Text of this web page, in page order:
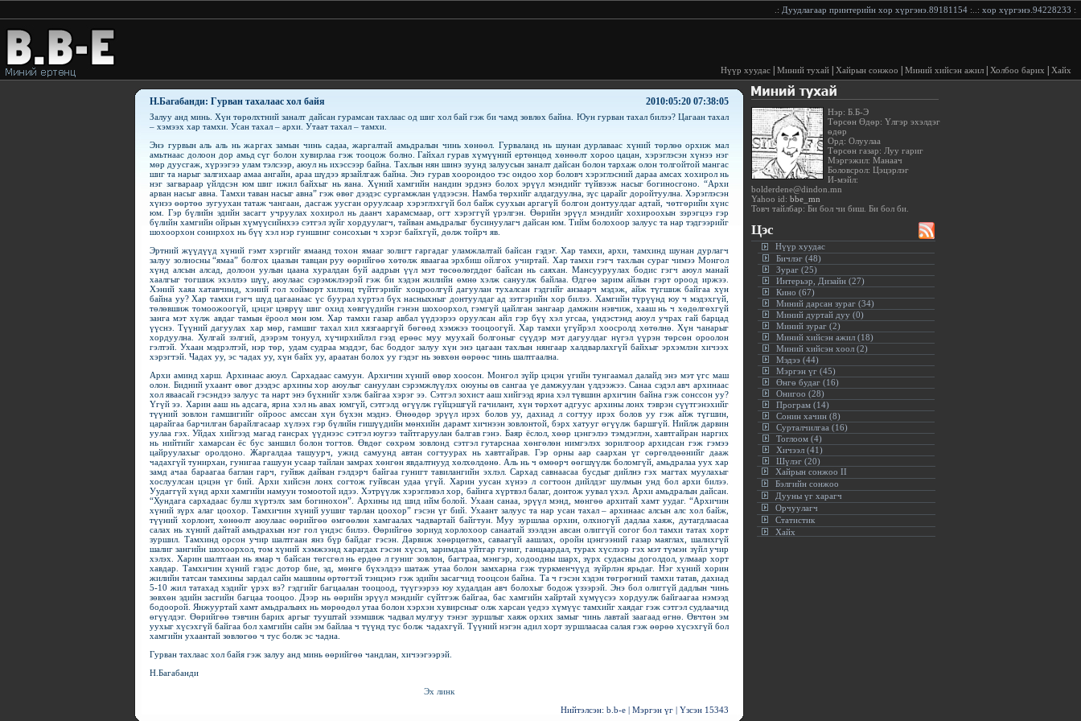
Дуудлагаар принтерийн хор хүргэнэ.89181154 :..:хор хүргэнэ.94228233:..:
Нүүр хуудас Миний тухай Хайрын сонжоо Миний хийсэн ажил Холбоо барих Хайх
Н.Багабанди: Гурван тахалаас хол байя 2010:05:20 07:38:05
Залуу анд минь. Хүн төрөлхтний заналт дайсан гурамсан тахлаас од шиг хол бай гэж би чамд зөвлөх байна. Юун гурван тахал билээ? Цагаан тахал
– хэмээх хар тамхи. Усан тахал – архи. Утаат тахал – тамхи.
Энэ гурвын аль аль нь жаргах замын чинь садаа, жаргалтай амьдралын чинь хөнөөл. Гурваланд нь шунан дурлаваас хүний төрлөө орхиж мал
амьтнаас долоон дор амьд сүг болон хувирлаа гэж тооцож болно. Гайхал гурав хүмүүний ертөнцөд хөнөөлт хороо цацан, хэрэглэсэн хүнээ нэг
мөр дуусгаж, хүрээгээ улам тэлсээр, аюул нь ихэссээр байна. Тахлын нян шинэ зуунд залуусын заналт дайсан болон тархаж олон толгойтой мангас
шиг та нарыг залгихаар амаа ангайн, араа шүдээ ярзайлгаж байна. Энэ гурав хоорондоо тэс ондоо хор боловч хэрэглэсний дараа амсах хохирол нь
нэг загвараар үйлдсэн юм шиг ижил байхыг нь яана. Хүний хамгийн нандин эрдэнэ болох эрүүл мэндийг түйвээж насыг богиносгоно. “Архи
арван насыг авна. Тамхи таван насыг авна” гэж өвөг дээдэс сургамжлан үлдээсэн. Намба төрхийг алдагдуулна, зүс царайг доройтуулна. Хэрэглэсэн
хүнээ өөртөө зугуухан татаж чангаан, дасгаж уусган оруулсаар хэрэглэхгүй бол байж суухын аргагүй болгон донтуулдаг адтай, чөтгөрийн хүнс
юм. Гэр бүлийн эдийн засагт учруулах хохирол нь даанч харамсмаар, огт хэрэггүй үрэлгэн. Өөрийн эрүүл мэндийг хохироохын зэрэгцээ гэр
бүлийн хамгийн ойрын хүмүүсийнхээ сэтгэл зүйг хордуулагч, тайван амьдралыг бусинуулагч дайсан юм. Тийм болохоор залуус та нар тэдгээрийг
шохоорхон сонирхох нь бүү хэл нэр гуншинг сонсохын ч хэрэг байхгүй, дөлж тойрч яв.
Эртний жүүдүүд хүний гэмт хэргийг ямаанд тохон ямааг золигт гаргадаг уламжлалтай байсан гэдэг. Хар тамхи, архи, тамхинд шунан дурлагч
залуу золиосны “ямаа” болгох цаазын тавцан руу өөрийгөө хөтөлж яваагаа эрхбиш ойлгох учиртай. Хар тамхи гэгч тахлын сураг чимээ Монгол
хүнд алсын алсад, долоон уулын цаана хуралдан буй аадрын үүл мэт төсөөлөгддөг байсан нь саяхан. Мансууруулах бодис гэгч аюул манай
хаалгыг тогшиж эхэллээ шүү, аюулаас сэрэмжлээрэй гэж би хэдэн жилийн өмнө хэлж сануулж байлаа. Өдгөө зарим айлын гэрт ороод иржээ.
Хэний хаяа хатавчинд, хэний гол хойморт хилэнц түйтгэрийг хоцроолгүй дагуулан тухалсан гэдгийг анзаарч мэдэж, айж түгшиж байгаа хүн
байна уу? Хар тамхи гэгч шүд цагаанаас үс буурал хүртэл бүх насныхныг донтуулдаг ад зэтгэрийн хор билээ. Хамгийн түрүүнд юу ч мэдэхгүй,
төлөвшиж томоожоогүй, цэцэг цэврүү шиг охид хөвгүүдийн гэнэн шохоорхол, гэмгүй цайлган зангаар дамжин нэвчиж, хааш нь ч хөдөлгөхгүй
занга мэт хүлж авдаг тамын ёроол мөн юм. Хар тамхи газар авбал үүдээрээ оруулсан айл гэр бүү хэл угсаа, үндэстэнд аюул учрах гай барцад
үүснэ. Түүний дагуулах хар мөр, гамшиг тахал хил хязгааргүй бөгөөд хэмжээ тооцоогүй. Хар тамхи үгүйрэл хоосролд хөтөлнө. Хүн чанарыг
хордуулна. Хулгай зэлгий, дээрэм тонуул, хүчирхийлэл гээд ерөөс муу муухай болгоныг сүүдэр мэт дагуулдаг нүгэл үүрэн төрсөн ороолон
гэлтэй. Ухаан мэдрэлтэй, нэр төр, удам судраа мэддэг, бас боддог залуу хүн энэ цагаан тахлын нянгаар халдварлахгүй байхыг эрхэмлэн хичээх
хэрэгтэй. Чадах уу, эс чадах уу, хүн байх уу, араатан болох уу гэдэг нь зөвхөн өөрөөс чинь шалтгаална.
Архи аминд харш. Архинаас аюул. Сархадаас самуун. Архичин хүний өвөр хоосон. Монгол зүйр цэцэн үгийн тунгаамал далайд энэ мэт үгс маш
олон. Бидний ухаант өвөг дээдэс архины хор аюулыг сануулан сэрэмжлүүлэх оюуны өв сангаа үе дамжуулан үлдээжээ. Санаа сэдэл авч архинаас
хол яваасай гэсэндээ залуус та нарт энэ бүхнийг хэлж байгаа хэрэг ээ. Сэтгэл зохист ааш хийгээд яриа хэл түвшин архичин байна гэж сонссон уу?
Үгүй ээ. Харин ааш нь адсага, яриа хэл нь авах юмгүй, сэтгэлд өгүүлж гүйцэшгүй гачилант, хүн төрхөт адгуус архины лонх тэврэн сүүтгэнэхийг
түүний зовлон гамшигийг ойроос амссан хүн бүхэн мэднэ. Өнөөдөр эрүүл ирэх болов уу, дахиад л согтуу ирэх болов уу гэж айж түгшин,
царайгаа барчилган барайлгасаар хүлээх гэр бүлийн гишүүдийн мөнхийн дарамт хичнээн зовлонтой, бэрх хатууг өгүүлж баршгүй. Нийлж дарвин
уулаа гэх. Уйдах хийгээд магад гансрах үүднээс сэтгэл юугээ тайтгаруулан балгав гэнэ. Баяр ёслол, хөөр цэнгэлээ тэмдэглэн, хавтгайран наргих
нь нийтийг хамарсан ёс бус заншил болон тогтов. Өвдөг сөхрөм зовлонд сэтгэл гутарснаа хөнгөлөн нимгэлэх зорилгоор архидсан гэж гэмээ
цайруулахыг оролдоно. Жаргалдаа ташуурч, ужид самуунд автан согтуурах нь хавтгайрав. Гэр орны аар саархан үг сөргөлдөөнийг дааж
чадахгүй тунирхан, гунигаа гашуун усаар тайлан замрах хөнгөн явдалтнууд хөлхөлдөнө. Аль нь ч өмөөрч өөгшүүлж боломгүй, амьдралаа уух хар
замд ачаа бараагаа баглан гарч, гуйвж дайван гэлдэрч байгаа гунигт тавилангийн эхлэл. Сархад савнаасаа бусдыг дийлнэ гэх магтах муулахыг
хослуулсан цэцэн үг бий. Архи хийсэн лонх согтож гуйвсан удаа үгүй. Харин уусан хүнээ л согтоон дийлдэг шулмын унд бол архи билээ.
Уудаггүй хүнд архи хамгийн намуун томоотой идээ. Хэтрүүлж хэрэглэвэл хор, байнга хүртвэл балаг, донтож уувал үхэл. Архи амьдралын дайсан.
“Хундага сархадаас булш хүртэлх зам богинохон”. Архины ид шид ийм болой. Ухаан санаа, эрүүл мэнд, мөнгөө архитай хамт уудаг. “Архичин
хүний зүрх алаг цоохор. Тамхичин хүний уушиг тарлан цоохор” гэсэн үг бий. Ухаант залуус та нар усан тахал – архинаас алсын алс хол байж,
түүний хорлонт, хөнөөлт аюулаас өөрийгөө өмгөөлөн хамгаалах чадвартай байгтун. Муу зуршлаа орхин, олхиогүй дадлаа хаяж, дутагдлаасаа
салах нь хүний дайтай амьдрахын нэг гол үндэс билээ. Өөрийгөө зориуд хорлохоор санаатай зээлдэн авсан олиггүй согог бол тамхи татах хорт
зуршил. Тамхинд орсон учир шалтгаан янз бүр байдаг гэсэн. Дарвиж хөөрцөглөх, саваагүй аашлах, оройн цэнгээний газар маяглах, шалихгүй
шалиг зангийн шохоорхол, том хүний хэмжээнд харагдах гэсэн хүсэл, заримдаа уйтгар гуниг, ганцаардал, турах хүслээр гэх мэт түмэн зүйл учир
хэлэх. Харин шалтгаан нь ямар ч байсан төгсгөл нь ердөө л гуниг зовлон, багтраа, мэнгэр, ходоодны шарх, зүрх судасны доголдол, улмаар хорт
хавдар. Тамхичин хүний гэдэс дотор бие, эд, мөнгө бүхэлдээ шатаж утаа болон замхарна гэж туркменчүүд зүйрлэн ярьдаг. Нэг хүний хорин
жилийн татсан тамхины зардал сайн машины өртөгтэй тэнцэнэ гэж эдийн засагчид тооцсон байна. Та ч гэсэн хэдэн төгрөгний тамхи татав, дахиад
5-10 жил татахад хэдийг үрэх вэ? гэдгийг багцаалан тооцоод, түүгээрээ юу худалдан авч болохыг бодож үзээрэй. Энэ бол олиггүй дадлын чинь
зөвхөн эдийн засгийн багцаа тооцоо. Дээр нь өөрийн эрүүл мэндийг сүйтгэж байгаа, бас хамгийн хайртай хүмүүсээ хордуулж байгаагаа нэмээд
бодоорой. Янжууртай хамт амьдралынх нь мөрөөдөл утаа болон хэрхэн хувирсныг олж харсан үедээ хүмүүс тамхийг хаядаг гэж сэтгэл судлаачид
өгүүлдэг. Өөрийгөө тэвчин барих аргыг тууштай эзэмшиж чадвал мулгуу тэнэг зуршлыг хаяж орхих замыг чинь лавтай заагаад өгнө. Өвчтөн эм
уухыг хүсэхгүй байгаа бол хамгийн сайн эм байлаа ч түүнд тус болж чадахгүй. Түүний нэгэн адил хорт зуршлаасаа салая гэж өөрөө хүсэхгүй бол
хамгийн ухаантай зөвлөгөө ч тус болж эс чадна.
Гурван тахлаас хол байя гэж залуу анд минь өөрийгөө чандлан, хичээгээрэй.
Н.Багабанди
Эх линк
Нийтэлсэн: b.b-e | Мэргэн үг | Үзсэн 15343
Нэр: Б.Б-Э
Төрсөн Өдөр: Үлгэр эхэлдэг
өдөр
Орд: Олуулаа
Төрсөн газар: Луу гариг
Мэргэжил: Манаач
Боловсрол: Цэцэрлэг
И-мэйл:
bolderdene@dindon.mn
Yahoo id: bbe_mn
Товч тайлбар: Би бол чи биш. Би бол би.
Цэс
Нүүр хуудас
Бичлэг (48)
Зураг (25)
Интерьэр, Дизайн (27)
Кино (67)
Миний дарсан зураг (34)
Миний дуртай дуу (0)
Миний зураг (2)
Миний хийсэн ажил (18)
Миний хийсэн хоол (2)
Мэдээ (44)
Мэргэн үг (45)
Өнгө будаг (16)
Онигоо (28)
Програм (14)
Сонин хачин (8)
Сурталчилгаа (16)
Тоглоом (4)
Хичээл (41)
Шүлэг (20)
Хайрын сонжоо II
Бэлгийн сонжоо
Дууны үг харагч
Орчуулагч
Статистик
Хайх